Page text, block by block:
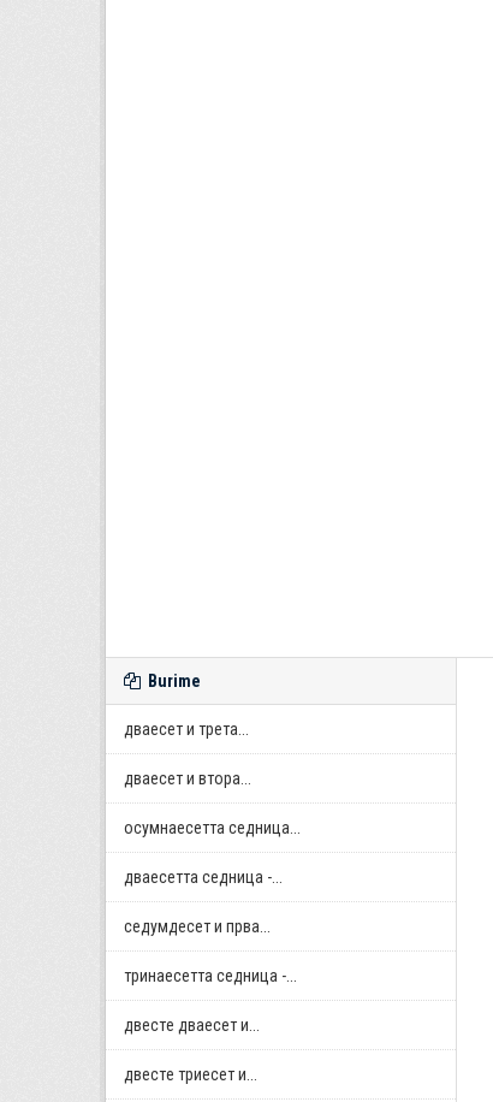
Burime
дваесет и трета...
дваесет и втора...
осумнaесетта седница...
дваесетта седница -...
седумдесет и прва...
тринаесетта седница -...
двестe дваесет и...
двестe триесет и...